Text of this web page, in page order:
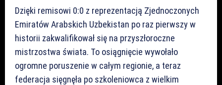
Dzięki remisowi 0:0 z reprezentacją Zjednoczonych
Emiratów Arabskich Uzbekistan po raz pierwszy w
historii zakwalifikował się na przyszłoroczne
mistrzostwa świata. To osiągnięcie wywołało
ogromne poruszenie w całym regionie, a teraz
federacja sięgnęła po szkoleniowca z wielkim